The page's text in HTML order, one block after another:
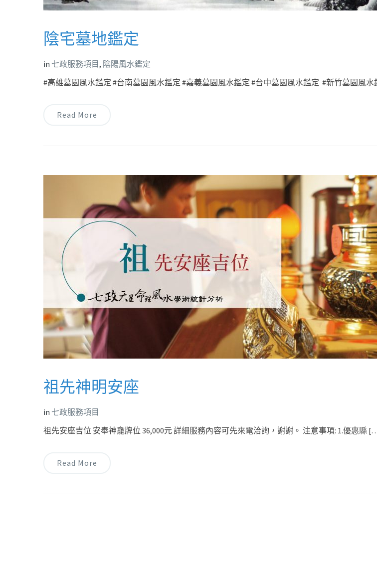
陰宅墓地鑑定
in 七政服務項目 , 陰陽風水鑑定
#高雄墓園風水鑑定 #台南墓園風水鑑定 #嘉義墓園風水鑑定 #台中墓園風水鑑定 #新竹墓園風
Read More
祖先神明安座
in 七政服務項目
祖先安座吉位 安奉神龕牌位 36,000元 詳細服務內容可先來電洽詢，謝謝。 注意事項: 1.優惠縣
Read More